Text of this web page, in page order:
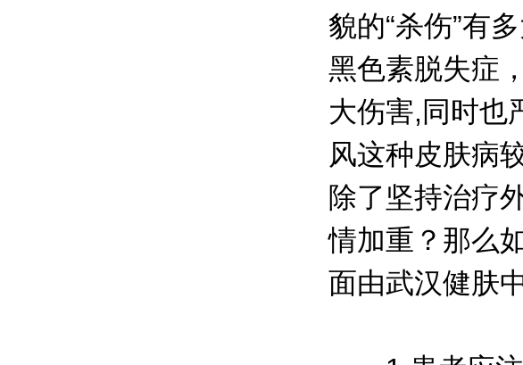
貌的“杀伤”有
黑色素脱失症
大伤害,同时也
风这种皮肤病
除了坚持治疗
情加重？那么
面由武汉健肤